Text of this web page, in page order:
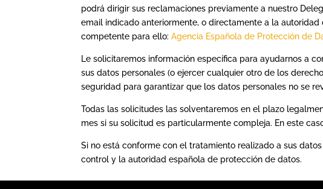
podrá dirigir sus reclamaciones previamente a nuestro
email indicado anteriormente, o directamente a la
competente para ello: Agencia Española de Protección de
Le solicitaremos información específica para ayudarnos a
sus datos personales (o ejercer cualquier otro de los
seguridad para garantizar que los datos personales no se
Todas las solicitudes las solventaremos en el plazo
mes si su solicitud es particularmente compleja. En este
Si no está conforme con el tratamiento realizado a sus
control y la autoridad española de protección de datos.